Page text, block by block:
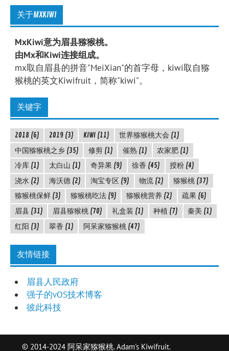
关于MXKIWI
MxKiwi意为眉县猕猴桃。
由Mx和Kiwi连接组成。
mx取自眉县的拼音"MeiXian"的首字母，kiwi取自猕
猴桃的英文Kiwifruit，简称"kiwi"。
关键字
2018(6) 2019(3) KIWI(11) 世界猕猴桃大会 (1)
中国猕猴桃之乡(35) 修剪(1) 催熟(1) 农家肥 (1)
冷库(1) 太白山 (1) 奇异果 (9) 徐香 (45) 授粉 (4)
浇水(2) 海沃德(2) 淘宝专区(9) 物流 (2) 猕猴桃 (37)
猕猴桃保鲜(3) 猕猴桃吃法(9) 猕猴桃营养(2) 疏果 (6)
眉县(31) 眉县猕猴桃(70) 礼盒装 (1) 种植 (7) 秦美 (1)
红阳 (3) 翠香 (1) 阿呆家猕猴桃(47)
友情链接
眉县人民政府
强子的vOS技术博客
彼此科技
© 2014-2024 阿呆家猕猴桃. Adam's Kiwifruit.